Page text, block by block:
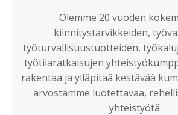
Olemme 20 vuoden
kiinnitystarvikkeiden,
työturvallisuustuotteiden,
työtilaratkaisujen
rakentaa ja ylläpitää kestävää
arvostamme luotettavaa,
yhteistyötä.